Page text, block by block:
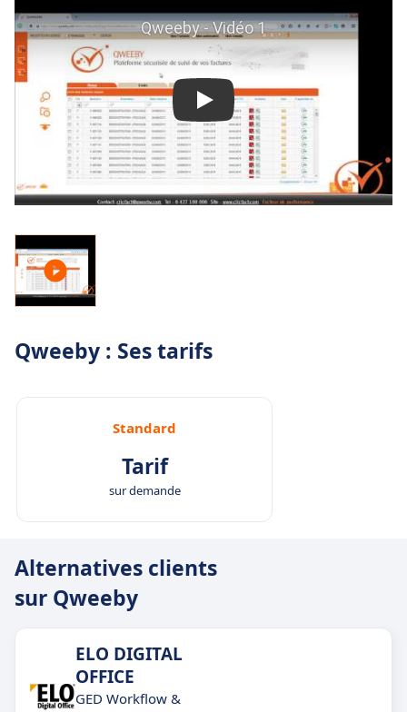
Qweeby : Ses tarifs
Standard
Tarif
sur demande
Alternatives clients
sur Qweeby
ELO DIGITAL
OFFICE
GED Workflow &